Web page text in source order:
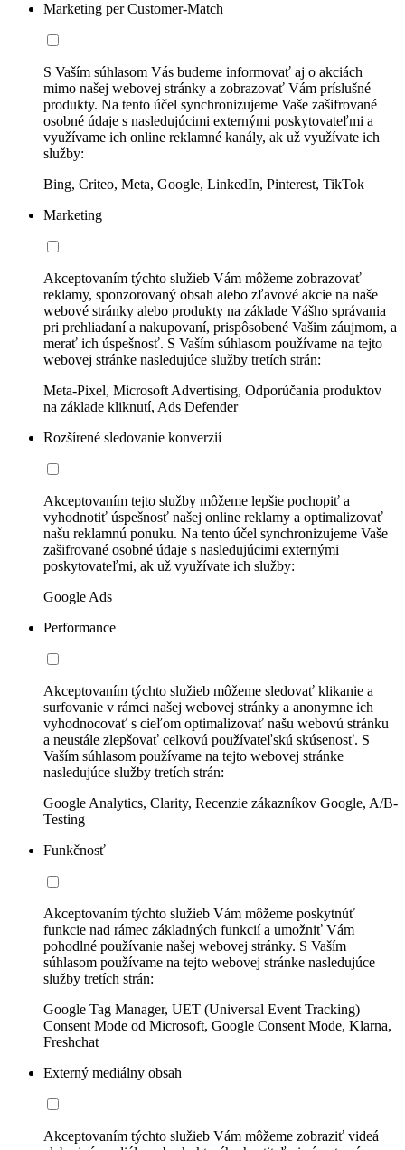
Marketing per Customer-Match
S Vaším súhlasom Vás budeme informovať aj o akciách
mimo našej webovej stránky a zobrazovať Vám príslušné
produkty. Na tento účel synchronizujeme Vaše zašifrované
osobné údaje s nasledujúcimi externými poskytovateľmi a
využívame ich online reklamné kanály, ak už využívate ich
služby:
Bing, Criteo, Meta, Google, LinkedIn, Pinterest, TikTok
Marketing
Akceptovaním týchto služieb Vám môžeme zobrazovať
reklamy, sponzorovaný obsah alebo zľavové akcie na naše
webové stránky alebo produkty na základe Vášho správania
pri prehliadaní a nakupovaní, prispôsobené Vašim záujmom, a
merať ich úspešnosť. S Vaším súhlasom používame na tejto
webovej stránke nasledujúce služby tretích strán:
Meta-Pixel, Microsoft Advertising, Odporúčania produktov
na základe kliknutí, Ads Defender
Rozšírené sledovanie konverzií
Akceptovaním tejto služby môžeme lepšie pochopiť a
vyhodnotiť úspešnosť našej online reklamy a optimalizovať
našu reklamnú ponuku. Na tento účel synchronizujeme Vaše
zašifrované osobné údaje s nasledujúcimi externými
poskytovateľmi, ak už využívate ich služby:
Google Ads
Performance
Akceptovaním týchto služieb môžeme sledovať klikanie a
surfovanie v rámci našej webovej stránky a anonymne ich
vyhodnocovať s cieľom optimalizovať našu webovú stránku
a neustále zlepšovať celkovú používateľskú skúsenosť. S
Vaším súhlasom používame na tejto webovej stránke
nasledujúce služby tretích strán:
Google Analytics, Clarity, Recenzie zákazníkov Google, A/B-
Testing
Funkčnosť
Akceptovaním týchto služieb Vám môžeme poskytnúť
funkcie nad rámec základných funkcií a umožniť Vám
pohodlné používanie našej webovej stránky. S Vaším
súhlasom používame na tejto webovej stránke nasledujúce
služby tretích strán:
Google Tag Manager, UET (Universal Event Tracking)
Consent Mode od Microsoft, Google Consent Mode, Klarna,
Freshchat
Externý mediálny obsah
Akceptovaním týchto služieb Vám môžeme zobraziť videá